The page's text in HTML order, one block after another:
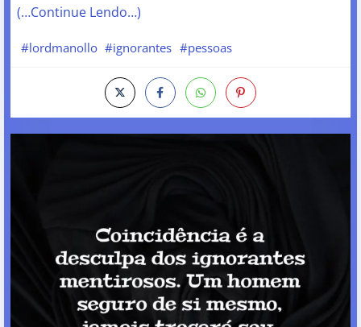
(…Continue Lendo…)
#lordmanollo #ignorantes #pessoas